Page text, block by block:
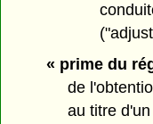
« prime du
de
au titre